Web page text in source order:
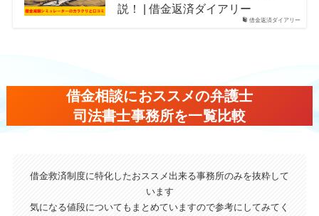
借金返済ダイアリー
説！ | 借金返済ダイアリー
借金相談におススメの弁護士
司法書士事務所を一覧比較
借金救済制度に特化したおススメ出来る事務所のみを抜粋して
います
気になる値段についてもまとめていますので参考にしてみてく